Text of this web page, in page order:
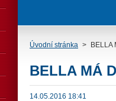
Úvodní stránka > BELLA
BELLA MÁ
14.05.2016 18:41